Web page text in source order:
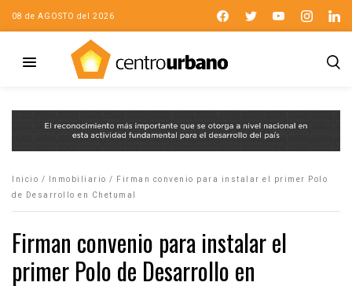
08 de AGOSTO del 2026
Inicio / Inmobiliario /
Firman convenio para instalar el primer Polo
de Desarrollo en Chetumal
Firman convenio para instalar el
primer Polo de Desarrollo en